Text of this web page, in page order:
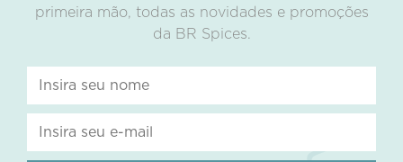
primeira mão, todas as novidades e promoções
da BR Spices.